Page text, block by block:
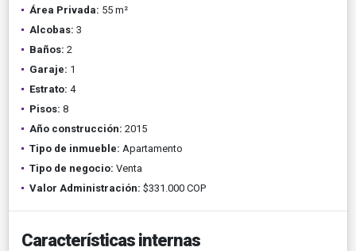
Área Privada: 55 m²
Alcobas: 3
Baños: 2
Garaje: 1
Estrato: 4
Pisos: 8
Año construcción: 2015
Tipo de inmueble: Apartamento
Tipo de negocio: Venta
Valor Administración: $331.000 COP
Características internas